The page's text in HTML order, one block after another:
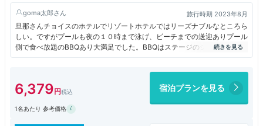
goma太郎 旅行時期 2023年8月
旦那さんチョイスのホテルでリゾートホテルではリーズナブルなところら
しい。ですがプールも夜の１０時まで泳げ、ビーチまでの送迎ありプール
側で食べ放題のBBQあり大満足でした。BBQはステージのショーを見な
がら食べることができたので、子供も飽きずにゆっくりすることができま
6,379 宿泊プランを見る
1名あたり 参考価格